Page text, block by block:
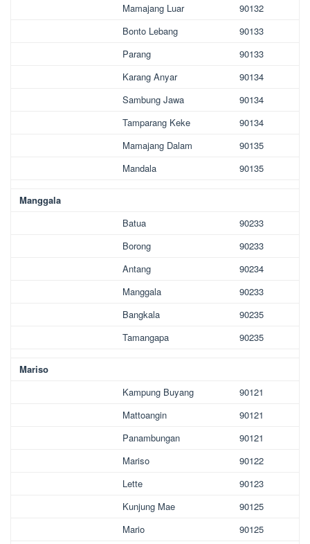
Mamajang Luar
90132
Bonto Lebang
90133
Parang
90133
Karang Anyar
90134
Sambung Jawa
90134
Tamparang Keke
90134
Mamajang Dalam
90135
Mandala
90135
Manggala
Batua
90233
Borong
90233
Antang
90234
Manggala
90233
Bangkala
90235
Tamangapa
90235
Mariso
Kampung Buyang
90121
Mattoangin
90121
Panambungan
90121
Mariso
90122
Lette
90123
Kunjung Mae
90125
Mario
90125